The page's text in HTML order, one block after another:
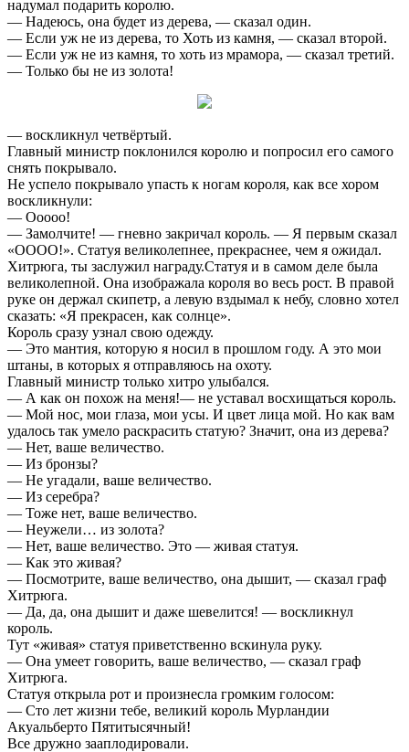
надумал подарить королю.
— Надеюсь, она будет из дерева, — сказал один.
— Если уж не из дерева, то Хоть из камня, — сказал второй.
— Если уж не из камня, то хоть из мрамора, — сказал третий.
— Только бы не из золота!
— воскликнул четвёртый.
Главный министр поклонился королю и попросил его самого
снять покрывало.
Не успело покрывало упасть к ногам короля, как все хором
воскликнули:
— Ооооо!
— Замолчите! — гневно закричал король. — Я первым сказал
«ОООО!». Статуя великолепнее, прекраснее, чем я ожидал.
Хитрюга, ты заслужил награду.Статуя и в самом деле была
великолепной. Она изображала короля во весь рост. В правой
руке он держал скипетр, а левую вздымал к небу, словно хотел
сказать: «Я прекрасен, как солнце».
Король сразу узнал свою одежду.
— Это мантия, которую я носил в прошлом году. А это мои
штаны, в которых я отправляюсь на охоту.
Главный министр только хитро улыбался.
— А как он похож на меня!— не уставал восхищаться король.
— Мой нос, мои глаза, мои усы. И цвет лица мой. Но как вам
удалось так умело раскрасить статую? Значит, она из дерева?
— Нет, ваше величество.
— Из бронзы?
— Не угадали, ваше величество.
— Из серебра?
— Тоже нет, ваше величество.
— Неужели… из золота?
— Нет, ваше величество. Это — живая статуя.
— Как это живая?
— Посмотрите, ваше величество, она дышит, — сказал граф
Хитрюга.
— Да, да, она дышит и даже шевелится! — воскликнул
король.
Тут «живая» статуя приветственно вскинула руку.
— Она умеет говорить, ваше величество, — сказал граф
Хитрюга.
Статуя открыла рот и произнесла громким голосом:
— Сто лет жизни тебе, великий король Мурландии
Акуальберто Пятитысячный!
Все дружно зааплодировали.